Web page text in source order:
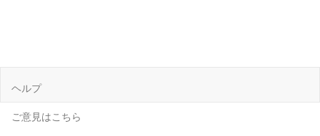
ヘルプ
ご意見はこちら